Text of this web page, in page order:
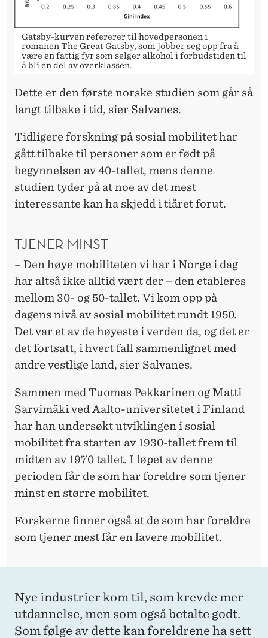
Gatsby-kurven refererer til hovedpersonen i
romanen The Great Gatsby, som jobber seg opp fra å
være en fattig fyr som selger alkohol i forbudstiden til
å bli en del av overklassen.
Dette er den første norske studien som går så
langt tilbake i tid, sier Salvanes.
Tidligere forskning på sosial mobilitet har
gått tilbake til personer som er født på
begynnelsen av 40-tallet, mens denne
studien tyder på at noe av det mest
interessante kan ha skjedd i tiåret forut.
TJENER MINST
– Den høye mobiliteten vi har i Norge i dag
har altså ikke alltid vært der – den etableres
mellom 30- og 50-tallet. Vi kom opp på
dagens nivå av sosial mobilitet rundt 1950.
Det var et av de høyeste i verden da, og det er
det fortsatt, i hvert fall sammenlignet med
andre vestlige land, sier Salvanes.
Sammen med Tuomas Pekkarinen og Matti
Sarvimäki ved Aalto-universitetet i Finland
har han undersøkt utviklingen i sosial
mobilitet fra starten av 1930-tallet frem til
midten av 1970 tallet. I løpet av denne
perioden får de som har foreldre som tjener
minst en større mobilitet.
Forskerne finner også at de som har foreldre
som tjener mest får en lavere mobilitet.
Nye industrier kom til, som krevde mer
utdannelse, men som også betalte godt.
Som følge av dette kan foreldrene ha sett